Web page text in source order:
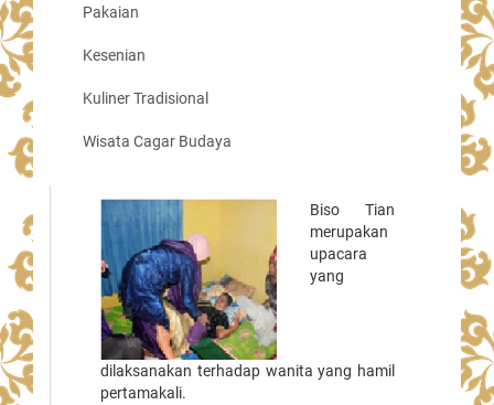
Pakaian
Kesenian
Kuliner Tradisional
Wisata Cagar Budaya
Biso Tian
merupakan
upacara
yang
dilaksanakan terhadap wanita yang hamil
pertamakali.